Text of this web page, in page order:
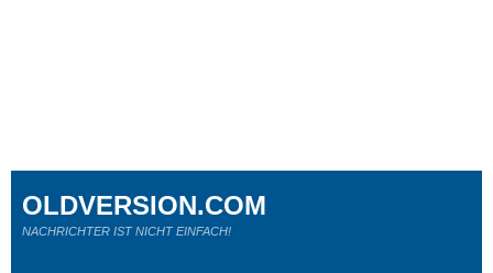
OLDVERSION.COM
NACHRICHTER IST NICHT EINFACH!